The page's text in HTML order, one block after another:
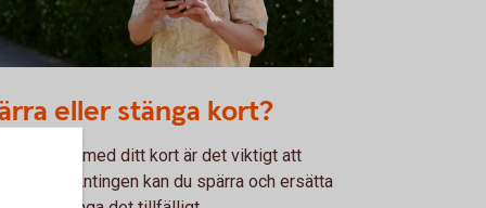
eller stänga kort?
du blivit av med ditt kort är det viktigt att
snabbt. Antingen kan du spärra och ersätta